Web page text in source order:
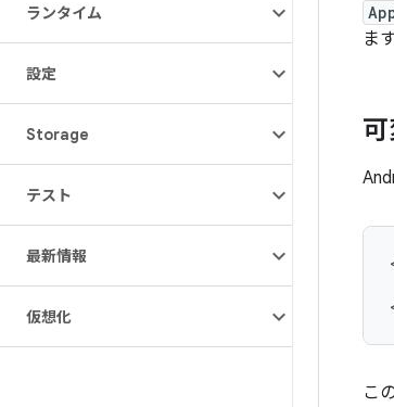
ランタイム
設定
Storage
テスト
最新情報
仮想化
ま
こ